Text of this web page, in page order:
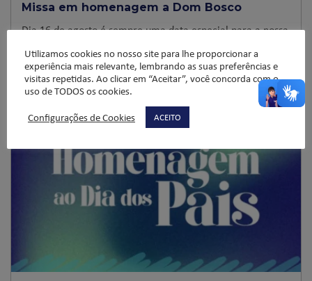
Missa em homenagem a Dom Bosco
Dia 16 de agosto é sempre uma data especial para a nossa
LER MAIS
Utilizamos cookies no nosso site para lhe proporcionar a
experiência mais relevante, lembrando as suas preferências e
visitas repetidas. Ao clicar em “Aceitar”, você concorda com o
uso de TODOS os cookies.
Configurações de Cookies
ACEITO